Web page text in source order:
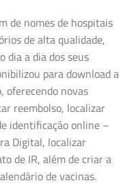
de nomes de hospitais
de alta qualidade,
dia a dia dos seus
para download a
oferecendo novas
reembolso, localizar
identificação online –
Digital, localizar
de IR, além de criar a
de vacinas.